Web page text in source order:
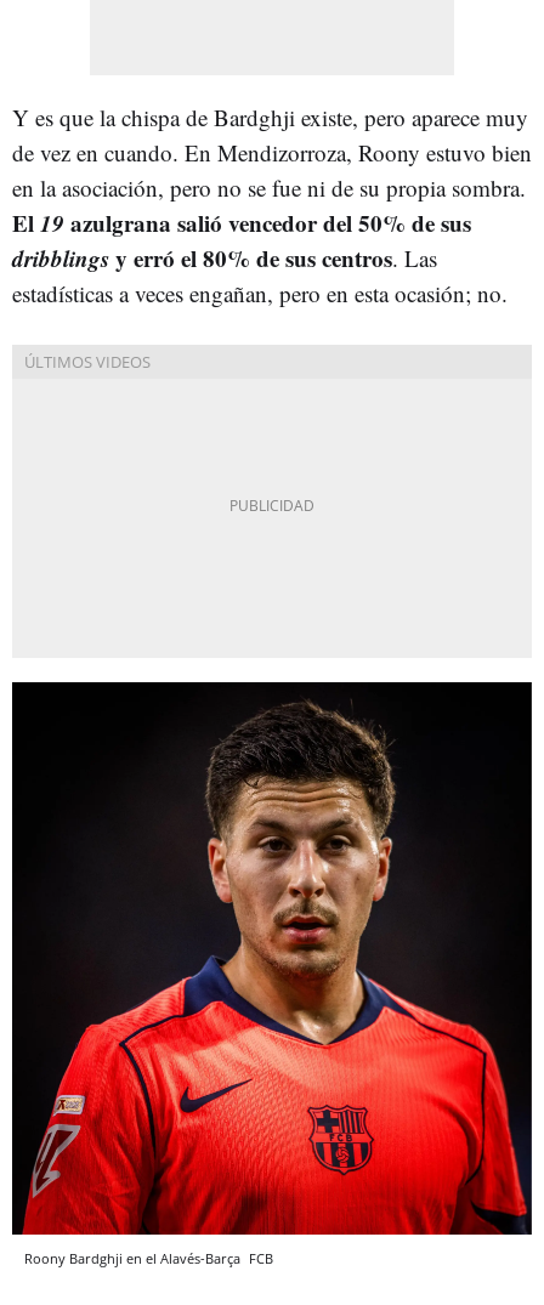
Y es que la chispa de Bardghji existe, pero aparece muy
de vez en cuando. En Mendizorroza, Roony estuvo bien
en la asociación, pero no se fue ni de su propia sombra.
El19 azulgrana salió vencedor del 50% de sus
dribblingsy erró el 80% de sus centros. Las
estadísticas a veces engañan, pero en esta ocasión; no.
Roony Bardghji en el Alavés-Barça FCB